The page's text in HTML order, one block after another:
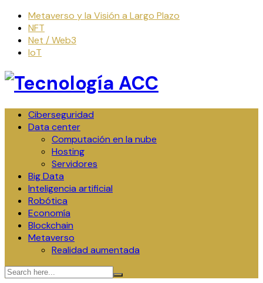
Skip
content
Metaverso y la Visión a Largo Plazo
NFT
Net / Web3
IoT
Ciberseguridad
Data center
Computación en la nube
Hosting
Servidores
Big Data
Inteligencia artificial
Robótica
Economía
Blockchain
Metaverso
Realidad aumentada